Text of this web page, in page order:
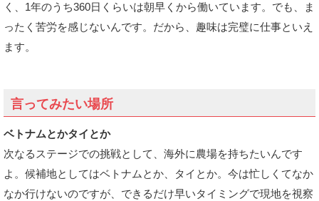
く、1年のうち360日くらいは朝早くから働いています。でも、ま
ったく苦労を感じないんです。だから、趣味は完璧に仕事といえ
ます。
言ってみたい場所
ベトナムとかタイとか
次なるステージでの挑戦として、海外に農場を持ちたいんです
よ。候補地としてはベトナムとか、タイとか。今は忙しくてなか
なか行けないのですが、できるだけ早いタイミングで現地を視察